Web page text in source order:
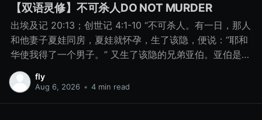
【双语灵修】不可杀人DO NOT MURDER
出埃及记 20:13；创世记 4:1-10 “不可杀人。有一日，那人
和他妻子夏娃同房，夏娃就怀孕，生了该隐，便说：“耶和
华使我得了一个男子。” 又生了该隐的兄弟亚伯。亚伯是牧
羊的，该隐是种地的。 有一日，该隐拿地里的出产为供物
献给耶和华， 亚伯也将他羊群中头生的和羊的脂油献上。
fly
Aug 6, 2026 • 4 min read